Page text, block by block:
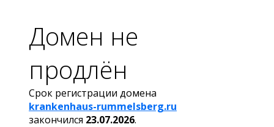
Домен не
продлён
Срок регистрации домена
krankenhaus-rummelsberg.ru
закончился 23.07.2026.